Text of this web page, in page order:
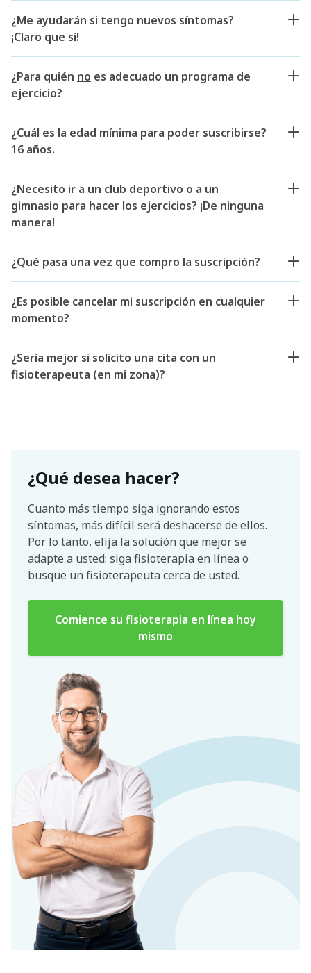
¿Me ayudarán si tengo nuevos síntomas?
¡Claro que sí!
¿Para quién no es adecuado un programa de
ejercicio?
¿Cuál es la edad mínima para poder suscribirse?
16 años.
¿Necesito ir a un club deportivo o a un
gimnasio para hacer los ejercicios? ¡De ninguna
manera!
¿Qué pasa una vez que compro la suscripción?
¿Es posible cancelar mi suscripción en cualquier
momento?
¿Sería mejor si solicito una cita con un
fisioterapeuta (en mi zona)?
¿Qué desea hacer?
Cuanto más tiempo siga ignorando estos
síntomas, más difícil será deshacerse de ellos.
Por lo tanto, elija la solución que mejor se
adapte a usted: siga fisioterapia en línea o
busque un fisioterapeuta cerca de usted.
Comience su fisioterapia en línea hoy
mismo